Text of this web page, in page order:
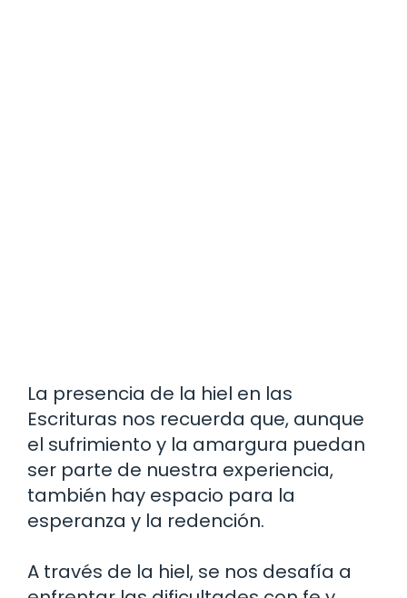
La presencia de la hiel en las
Escrituras nos recuerda que, aunque
el sufrimiento y la amargura puedan
ser parte de nuestra experiencia,
también hay espacio para la
esperanza y la redención.
A través de la hiel, se nos desafía a